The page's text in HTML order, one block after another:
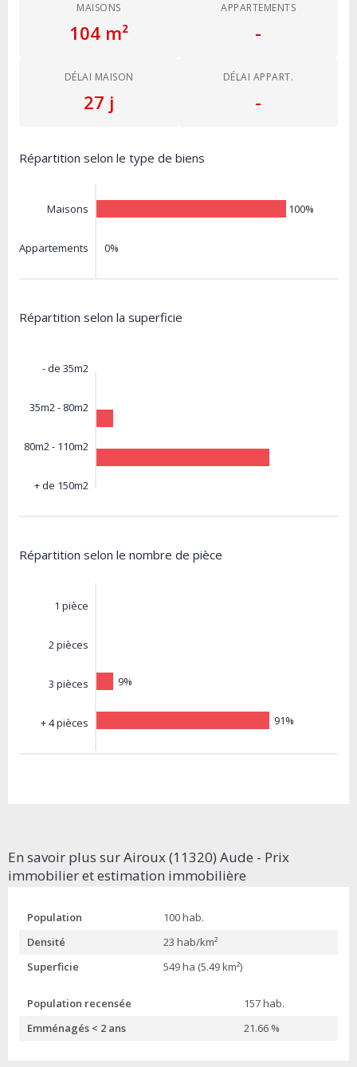
MAISONS
104 m²
APPARTEMENTS
-
DÉLAI MAISON
27 j
DÉLAI APPART.
-
Répartition selon le type de biens
Maisons
Appartements
100%
0%
Répartition selon la superficie
- de 35m2
35m2 - 80m2
80m2 - 110m2
+ de 150m2
Répartition selon le nombre de pièce
1 pièce
2 pièces
3 pièces
+ 4 pièces
9%
91%
En savoir plus sur Airoux (11320) Aude - Prix
immobilier et estimation immobilière
Population
100 hab.
Densité
23 hab/km²
Superficie
549 ha (5.49 km²)
Population recensée
157 hab.
Emménagés < 2 ans
21.66 %